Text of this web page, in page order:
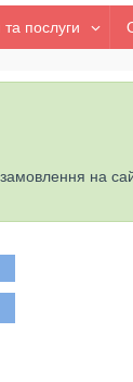
послуги
на